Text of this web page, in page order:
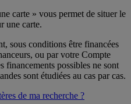
carte » vous permet de situer le
une carte.
sous conditions être financées
ou par votre Compte
financements possibles ne sont
sont étudiées au cas par cas.
de ma recherche ?